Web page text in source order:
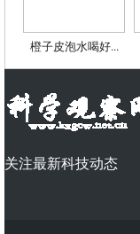
橙子皮泡水喝好...
关注最新科技动态